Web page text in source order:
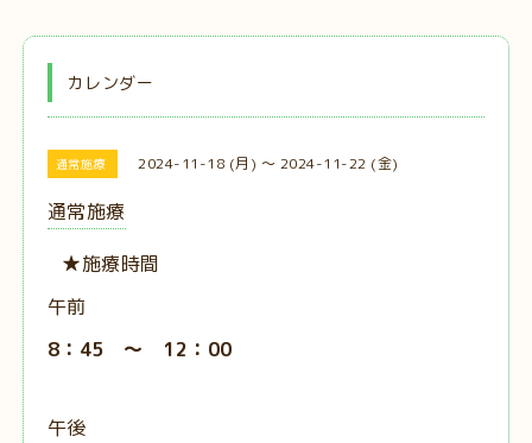
カレンダー
通常施療 2024-11-18 (月) ～ 2024-11-22 (金)
通常施療
★施療時間
午前
8：45 ～ 12：00
午後